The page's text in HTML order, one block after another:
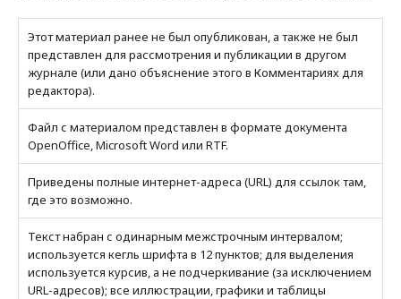
Этот материал ранее не был опубликован, а также не был
представлен для рассмотрения и публикации в другом
журнале (или дано объяснение этого в Комментариях для
редактора).
Файл с материалом представлен в формате документа
OpenOffice, Microsoft Word или RTF.
Приведены полные интернет-адреса (URL) для ссылок там,
где это возможно.
Текст набран с одинарным межстрочным интервалом;
используется кегль шрифта в 12 пунктов; для выделения
используется курсив, а не подчеркивание (за исключением
URL-адресов); все иллюстрации, графики и таблицы